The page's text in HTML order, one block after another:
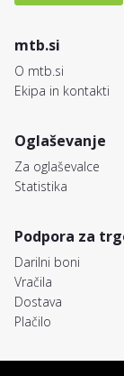
mtb.si
O mtb.si
Ekipa in kontakti
Oglaševanje
Za oglaševalce
Statistika
Podpora za
Darilni boni
Vračila
Dostava
Plačilo